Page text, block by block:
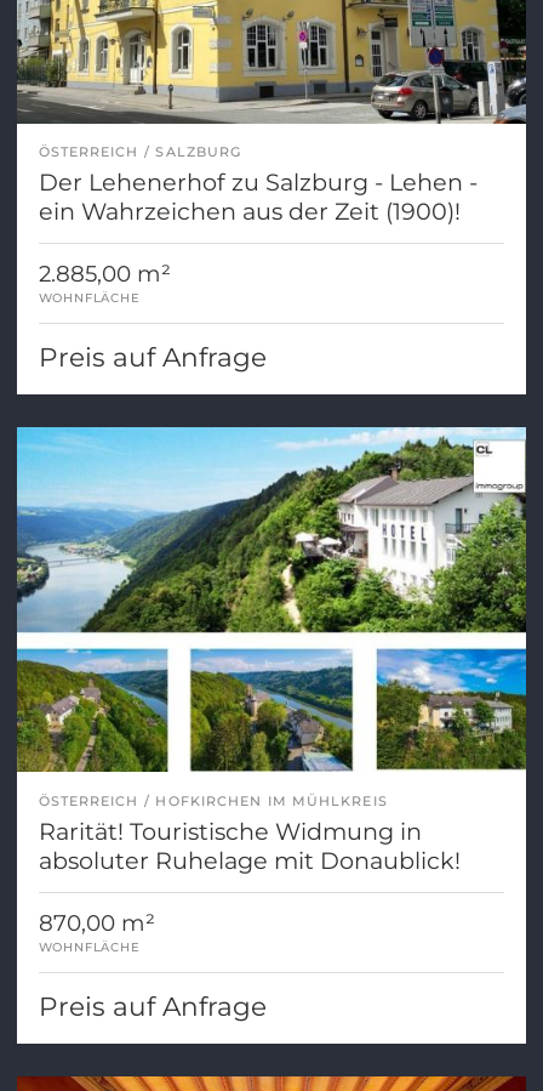
ÖSTERREICH SALZBURG
Der Lehenerhof zu Salzburg - Lehen -
ein Wahrzeichen aus der Zeit (1900)!
2.885,00 m²
WOHNFLÄCHE
Preis auf Anfrage
ÖSTERREICH HOFKIRCHEN IM MÜHLKREIS
Rarität! Touristische Widmung in
absoluter Ruhelage mit Donaublick!
870,00 m²
WOHNFLÄCHE
Preis auf Anfrage